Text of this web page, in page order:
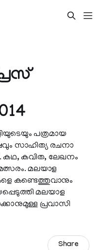
പത്രമായ
സാഹിത്യ രചനാ
കഥ, കവിത, ലേഖനം
മലയാള
കണ്ടെത്തുവാനും
മലയാള
പ്രവാസി
Share